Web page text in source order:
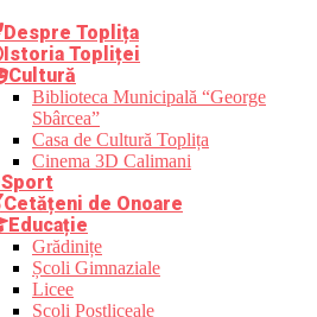
Despre Toplița
Istoria Topliței
Cultură
Biblioteca Municipală “George
Sbârcea”
Casa de Cultură Toplița
Cinema 3D Calimani
Sport
Cetățeni de Onoare
Educație
Grădinițe
Școli Gimnaziale
Licee
Școli Postliceale